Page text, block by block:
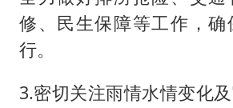
修、民生保障等工作，确
行。
3.密切关注雨情水情变化